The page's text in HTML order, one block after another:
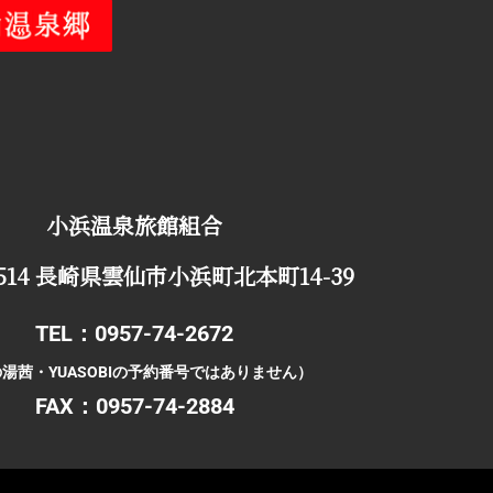
小浜温泉旅館組合
長崎県雲仙市小浜町北本町14-39
TEL：0957-74-2672
茜・YUASOBIの予約番号ではありません）
FAX：0957-74-2884